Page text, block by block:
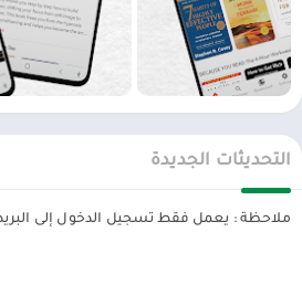
التحديثات الجديدة
ملاحظة : يعمل فقط تسجيل الدخول إلى البريد